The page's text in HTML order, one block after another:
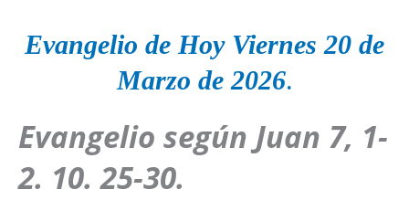
Evangelio de Hoy Viernes 20 de
Marzo de 2026.
Evangelio según Juan 7, 1-
2. 10. 25-30.